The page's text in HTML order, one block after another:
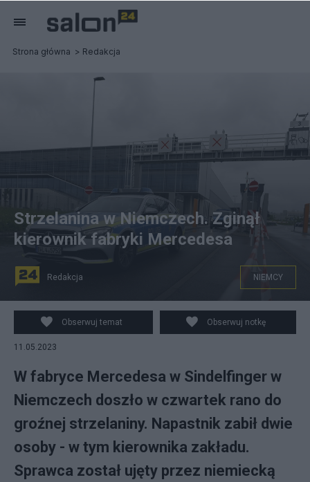
Strona główna Redakcja
Strzelanina w Niemczech. Zginął
kierownik fabryki Mercedesa
Redakcja NIEMCY
Obserwuj temat Obserwuj notkę
11.05.2023
W fabryce Mercedesa w Sindelfinger w
Niemczech doszło w czwartek rano do
groźnej strzelaniny. Napastnik zabił dwie
osoby - w tym kierownika zakładu.
Sprawca został ujęty przez niemiecką